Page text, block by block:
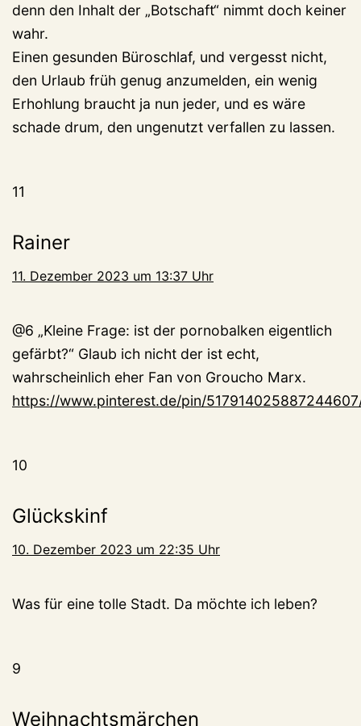
denn den Inhalt der „Botschaft“ nimmt doch keiner
wahr.
Einen gesunden Büroschlaf, und vergesst nicht,
den Urlaub früh genug anzumelden, ein wenig
Erhohlung braucht ja nun jeder, und es wäre
schade drum, den ungenutzt verfallen zu lassen.
11
Rainer
11. Dezember 2023 um 13:37 Uhr
@6 „Kleine Frage: ist der pornobalken eigentlich
gefärbt?“ Glaub ich nicht der ist echt,
wahrscheinlich eher Fan von Groucho Marx.
https://www.pinterest.de/pin/
10
Glückskinf
10. Dezember 2023 um 22:35 Uhr
Was für eine tolle Stadt. Da möchte ich leben?
9
Weihnachtsmärchen